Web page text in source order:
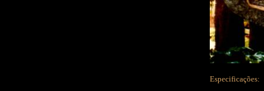
Especificações: